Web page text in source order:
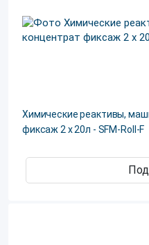
Химические реактивы,
фиксаж 2 х 20л - SFM-Roll-F